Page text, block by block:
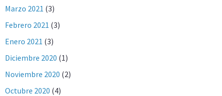
Marzo 2021 (3)
Febrero 2021 (3)
Enero 2021 (3)
Diciembre 2020 (1)
Noviembre 2020 (2)
Octubre 2020 (4)